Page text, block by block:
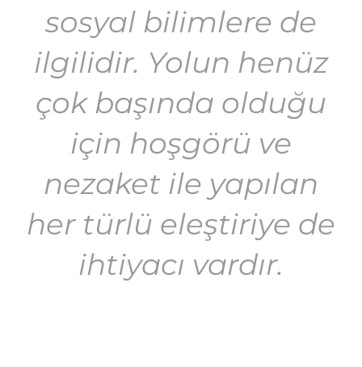
sosyal bilimlere de
ilgilidir. Yolun henüz
çok başında olduğu
için hoşgörü ve
nezaket ile yapılan
her türlü eleştiriye de
ihtiyacı vardır.